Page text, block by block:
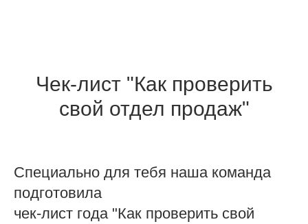
Чек-лист "Как проверить
свой отдел продаж"
Специально для тебя наша команда
подготовила
чек-лист года "Как проверить свой